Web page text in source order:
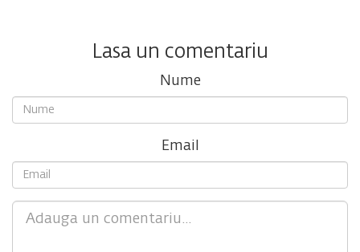
Lasa un comentariu
Nume
Email